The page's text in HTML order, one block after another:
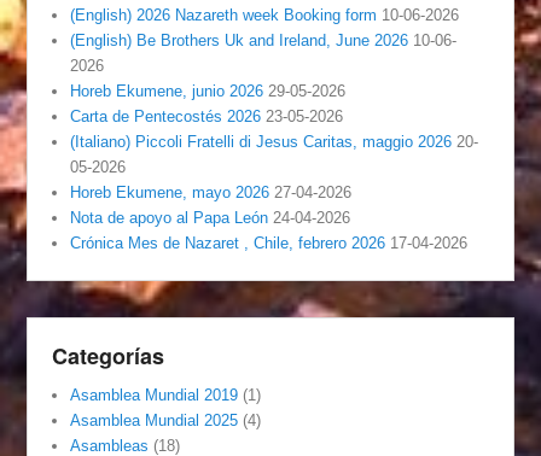
(English) 2026 Nazareth week Booking form 10-06-2026
(English) Be Brothers Uk and Ireland, June 2026 10-06-
2026
Horeb Ekumene, junio 2026 29-05-2026
Carta de Pentecostés 2026 23-05-2026
(Italiano) Piccoli Fratelli di Jesus Caritas, maggio 2026 20-
05-2026
Horeb Ekumene, mayo 2026 27-04-2026
Nota de apoyo al Papa León 24-04-2026
Crónica Mes de Nazaret , Chile, febrero 2026 17-04-2026
Categorías
Asamblea Mundial 2019 (1)
Asamblea Mundial 2025 (4)
Asambleas (18)